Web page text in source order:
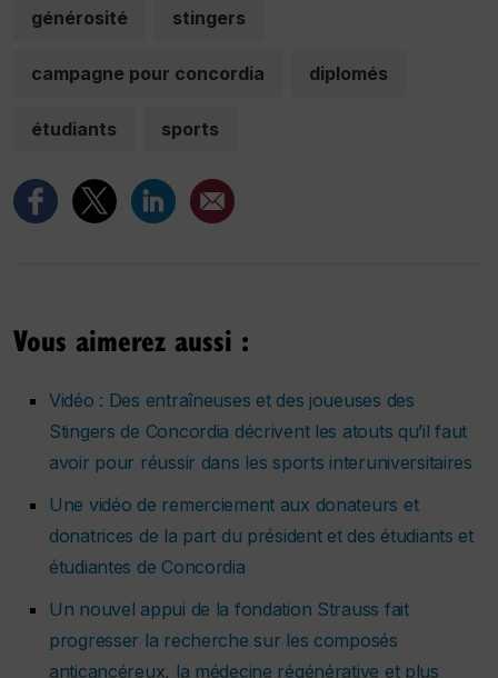
générosité stingers
campagne pour concordia diplomés
étudiants sports
Vous aimerez aussi :
Vidéo : Des entraîneuses et des joueuses des
Stingers de Concordia décrivent les atouts qu’il faut
avoir pour réussir dans les sports interuniversitaires
Une vidéo de remerciement aux donateurs et
donatrices de la part du président et des étudiants et
étudiantes de Concordia
Un nouvel appui de la fondation Strauss fait
progresser la recherche sur les composés
anticancéreux, la médecine régénérative et plus